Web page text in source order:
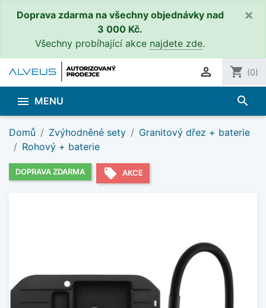
Doprava zdarma na všechny objednávky nad
3 000 Kč.
Všechny probíhající akce najdete zde.
×
 shopping_cart (0)
 MENU search
Domů Zvýhodněné sety
Granitový dřez + baterie
Rohový + baterie
DOPRAVA ZDARMA local_offer AKCE